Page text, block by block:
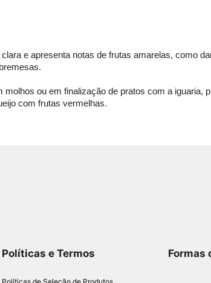
e apresenta notas de frutas amarelas, como
ou em finalização de pratos com a iguaria,
com frutas vermelhas.
Políticas e Termos Formas